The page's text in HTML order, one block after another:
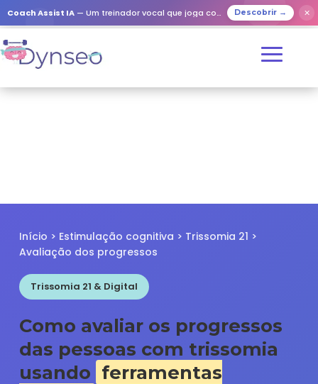
Coach Assist IA — Um treinador vocal que joga com os seus entes queridos Descobrir → ✕
Início > Estimulação cognitiva > Trissomia 21 >
Avaliação dos progressos
Trissomia 21 & Digital
Como avaliar os progressos
das pessoas com trissomia
usando ferramentas